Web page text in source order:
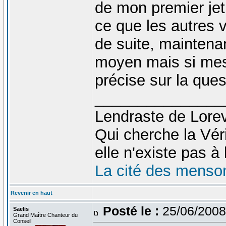
de mon premier
ce que les autres
de suite,
moyen mais si
précise sur la
Lendraste de
Qui cherche la
elle n'existe pas à
La cité des
Revenir en haut
Saelis
Grand Maître Chanteur du
Conseil
Posté le : 25/06/